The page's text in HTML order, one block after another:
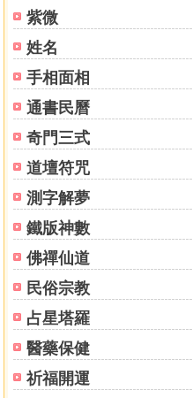
紫微
姓名
手相面相
通書民曆
奇門三式
道壇符咒
測字解夢
鐵版神數
佛禪仙道
民俗宗教
占星塔羅
醫藥保健
祈福開運
理............................276
案例16巨門七殺求財辛苦
第四章 八字、六爻、紫微斗
例題1觸及時間盤與命盤的時
例題2六爻和紫微斗數的資訊
例題3六爻與紫微斗數的資訊
例題4八字與紫微斗數的資訊
後語